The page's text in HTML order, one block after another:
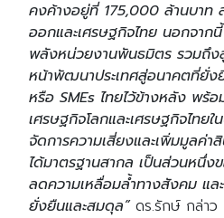
คงค้างอยู่ที่ 175,000 ล้านบาท
ออกและเศรษฐกิจไทย นอกจาก
พลังหน่วยงานพันธมิตร รวมถึง
หน้าพัฒนาประเทศสู่อนาคตที่ยั่ง
หรือ SMEs ไทยไว้ข้างหลัง พร้
เศรษฐกิจโลกและเศรษฐกิจไทย
จัดการความเสี่ยงและเพิ่มมูลค่า
ได้มาตรฐานสากล เป็นส่วนหนึ่ง
ลดความเหลื่อมล้ำทางสังคม แ
ยั่งยืนและสมดุล”ดร.รักษ์ กล่าว